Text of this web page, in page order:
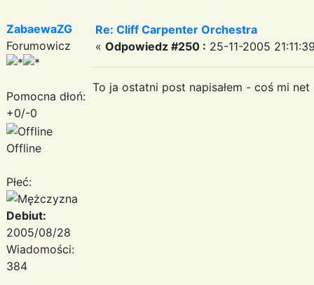
ZabaewaZG
Forumowicz
Pomocna dłoń:
+0/-0
Offline
Płeć:
Debiut:
2005/08/28
Wiadomości:
384
Re: Cliff Carpenter Orchestra
« Odpowiedz #250 : 25-11-2005
To ja ostatni post napisałem - coś mi net